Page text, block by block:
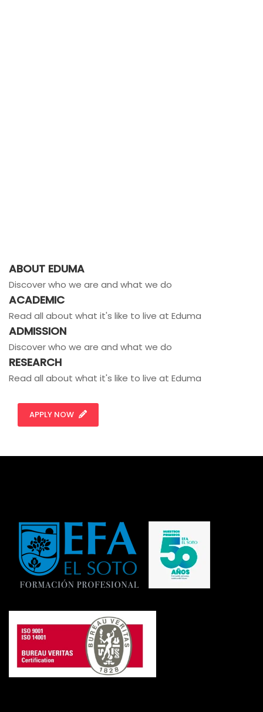
ABOUT EDUMA
Discover who we are and what we do
ACADEMIC
Read all about what it's like to live at Eduma
ADMISSION
Discover who we are and what we do
RESEARCH
Read all about what it's like to live at Eduma
APPLY NOW